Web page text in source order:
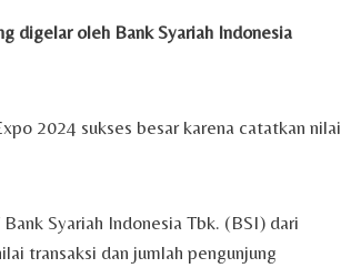
digelar oleh Bank Syariah Indonesia
2024 sukses besar karena catatkan nilai
Syariah Indonesia Tbk. (BSI) dari
transaksi dan jumlah pengunjung